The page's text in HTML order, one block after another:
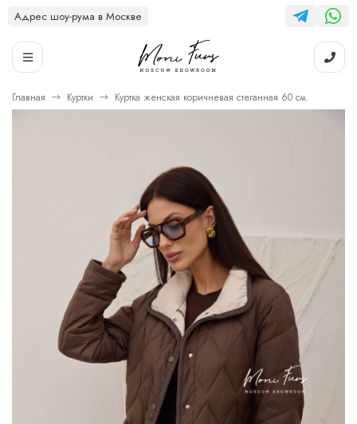
Адрес шоу-рума в Москве
Главная Куртки Куртка женская коричневая стеганная 60 см.